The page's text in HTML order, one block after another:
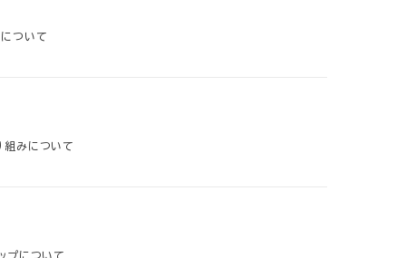
ついて
組みについて
プについて